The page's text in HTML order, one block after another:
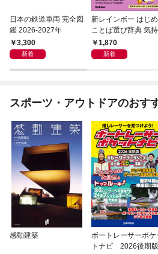
日本の鉄道車両 完全図
鑑 2026-2027年
3,300
新着
新レインボー はじ
ことば選び辞典 気
のことば
1,870
新着
スポーツ・アウトドアのおす
感動建築
ボートレーサーポケ
トナビ 2026後期版